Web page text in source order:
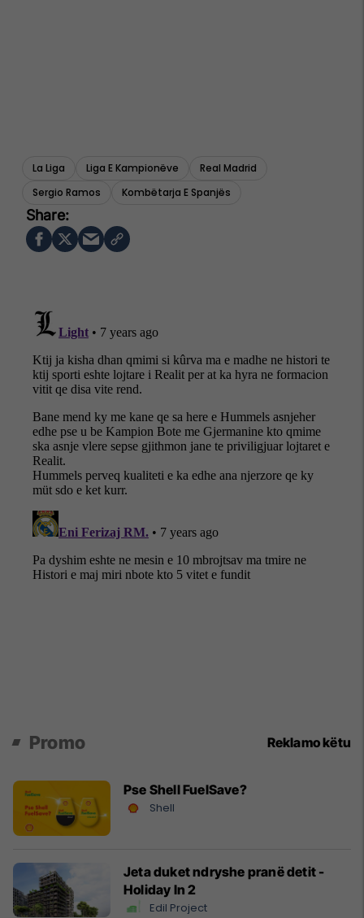
La Liga Liga E Kampionëve
Real Madrid
Sergio Ramos
Kombëtarja E Spanjës
Promo Reklamo këtu
Pse Shell FuelSave?
Shell
Jeta duket ndryshe pranë detit -
Holiday In 2
Edil Project